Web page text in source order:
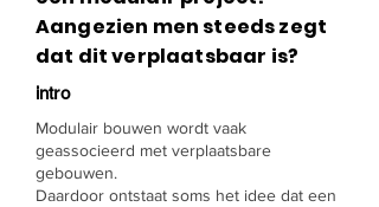
Aangezien men steeds zegt
dat dit verplaatsbaar is?
intro
Modulair bouwen wordt vaak
geassocieerd met verplaatsbare
gebouwen.
Daardoor ontstaat soms het idee dat een